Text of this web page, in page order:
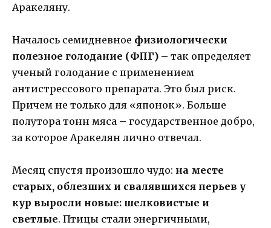
Аракеляну.
Началось семидневное физиологически
полезное голодание (ФПГ) – так определяет
ученый голодание с применением
антистрессового препарата. Это был риск.
Причем не только для «японок». Больше
полутора тонн мяса – государственное добро,
за которое Аракелян лично отвечал.
Месяц спустя произошло чудо: на месте
старых, облезших и свалявшихся перьев у
кур выросли новые: шелковистые и
светлые. Птицы стали энергичными,